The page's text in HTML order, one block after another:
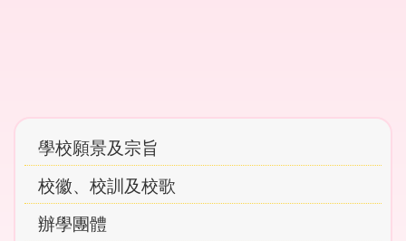
Main
navigation
學校願景及宗旨
校徽、校訓及校歌
辦學團體